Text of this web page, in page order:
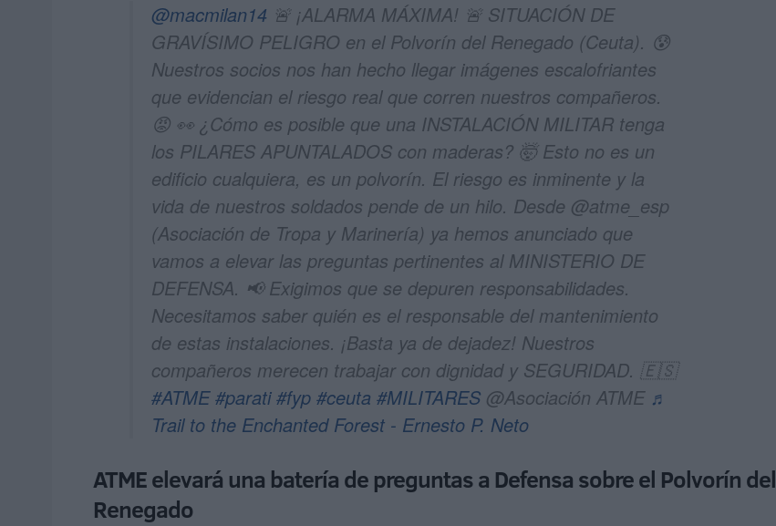
@macmilan14 🚨 ¡ALARMA MÁXIMA! 🚨 SITUACIÓN DE
GRAVÍSIMO PELIGRO en el Polvorín del Renegado (Ceuta). 😰
Nuestros socios nos han hecho llegar imágenes escalofriantes
que evidencian el riesgo real que corren nuestros compañeros.
😡 👀 ¿Cómo es posible que una INSTALACIÓN MILITAR tenga
los PILARES APUNTALADOS con maderas? 🤯 Esto no es un
edificio cualquiera, es un polvorín. El riesgo es inminente y la
vida de nuestros soldados pende de un hilo. Desde @atme_esp
(Asociación de Tropa y Marinería) ya hemos anunciado que
vamos a elevar las preguntas pertinentes al MINISTERIO DE
DEFENSA. 📢 Exigimos que se depuren responsabilidades.
Necesitamos saber quién es el responsable del mantenimiento
de estas instalaciones. ¡Basta ya de dejadez! Nuestros
compañeros merecen trabajar con dignidad y SEGURIDAD. 🇪🇸
#ATME #parati #fyp #ceuta #MILITARES @Asociación ATME ♬
Trail to the Enchanted Forest - Ernesto P. Neto
ATME elevará una batería de preguntas a Defensa sobre el Polvorín del
Renegado